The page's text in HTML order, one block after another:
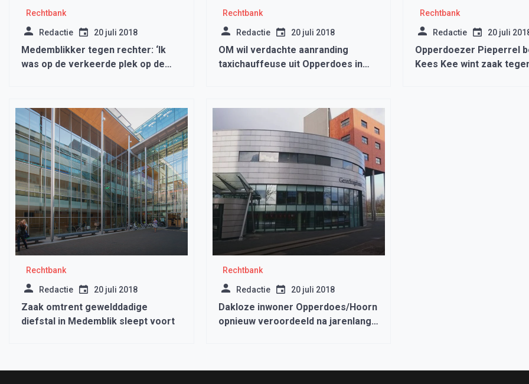
Rechtbank
Redactie 20 juli 2018
Medemblikker tegen rechter: ‘Ik
was op de verkeerde plek op de
Rechtbank
Redactie 20 juli 2018
OM wil verdachte aanranding
taxichauffeuse uit Opperdoes in
Rechtbank
Redactie 20 juli
Opperdoezer Pieperrel
Kees Kee wint zaak
Rechtbank
Redactie 20 juli 2018
Zaak omtrent gewelddadige
diefstal in Medemblik sleept voort
Rechtbank
Redactie 20 juli 2018
Dakloze inwoner Opperdoes/Hoorn
opnieuw veroordeeld na jarenlange